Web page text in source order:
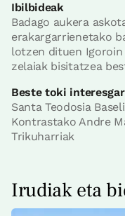
Ibilbideak
Badago aukera
erakargarrienetako
lotzen dituen Igoroin
zelaiak bisitatzea
Beste toki
Santa Teodosia
Kontrastako Andre
Trikuharriak
Irudiak eta